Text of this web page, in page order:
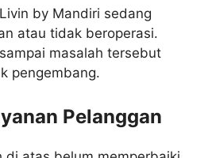
by Mandiri sedang
atau tidak beroperasi.
masalah tersebut
pengembang.
Pelanggan